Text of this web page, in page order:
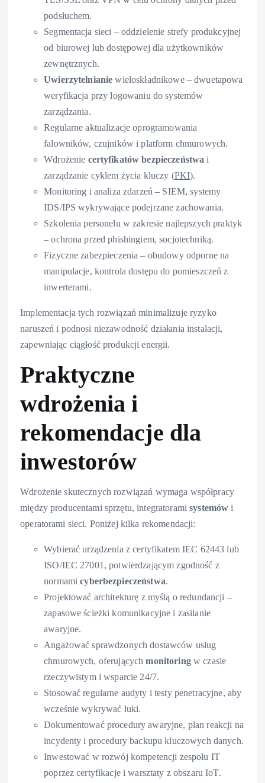
podsłuchem.
Segmentacja sieci – oddzielenie strefy produkcyjnej
od biurowej lub dostępowej dla użytkowników
zewnętrznych.
Uwierzytelnianie wieloskładnikowe – dwuetapowa
weryfikacja przy logowaniu do systemów
zarządzania.
Regularne aktualizacje oprogramowania
falowników, czujników i platform chmurowych.
Wdrożenie certyfikatów bezpieczeństwa i
zarządzanie cyklem życia kluczy (PKI).
Monitoring i analiza zdarzeń – SIEM, systemy
IDS/IPS wykrywające podejrzane zachowania.
Szkolenia personelu w zakresie najlepszych praktyk
– ochrona przed phishingiem, socjotechniką.
Fizyczne zabezpieczenia – obudowy odporne na
manipulacje, kontrola dostępu do pomieszczeń z
inwerterami.
Implementacja tych rozwiązań minimalizuje ryzyko
naruszeń i podnosi niezawodność działania instalacji,
zapewniając ciągłość produkcji energii.
Praktyczne
wdrożenia i
rekomendacje dla
inwestorów
Wdrożenie skutecznych rozwiązań wymaga współpracy
między producentami sprzętu, integratoramisystemów i
operatorami sieci. Poniżej kilka rekomendacji:
Wybierać urządzenia z certyfikatem IEC 62443 lub
ISO/IEC 27001, potwierdzającym zgodność z
normamicyberbezpieczeństwa.
Projektować architekturę z myślą o redundancji –
zapasowe ścieżki komunikacyjne i zasilanie
awaryjne.
Angażować sprawdzonych dostawców usług
chmurowych, oferującychmonitoringw czasie
rzeczywistym i wsparcie 24/7.
Stosować regularne audyty i testy penetracyjne, aby
wcześnie wykrywać luki.
Dokumentować procedury awaryjne, plan reakcji na
incydenty i procedury backupu kluczowych danych.
Inwestować w rozwój kompetencji zespołu IT
poprzez certyfikacje i warsztaty z obszaru IoT.